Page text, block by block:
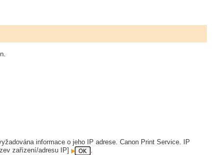
informace o jeho IP adrese. Canon Print Service. IP
zařízení/adresu IP]
.